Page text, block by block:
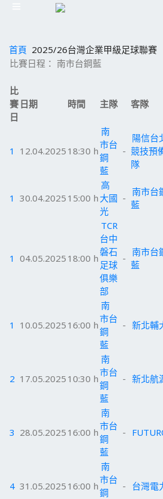
首頁 2025/26台灣企業甲級足球聯賽
比賽日程： 南市台鋼藍
比
賽
日
日期 時間 主隊 客隊
1 12.04.2025 18:30 h
南
市台
鋼
藍
-
陽信台
競技預
隊
1 30.04.2025 15:00 h
高
大國
光
-
南市台
藍
1 04.05.2025 18:00 h
TCR
台中
磐石
足球
俱樂
部
-
南市台
藍
1 10.05.2025 16:00 h
南
市台
鋼
藍
- 新北輔
2 17.05.2025 10:30 h
南
市台
鋼
藍
- 新北航
3 28.05.2025 16:00 h
南
市台
鋼
藍
-
4 31.05.2025 16:00 h
南
市台
鋼
- 台灣電